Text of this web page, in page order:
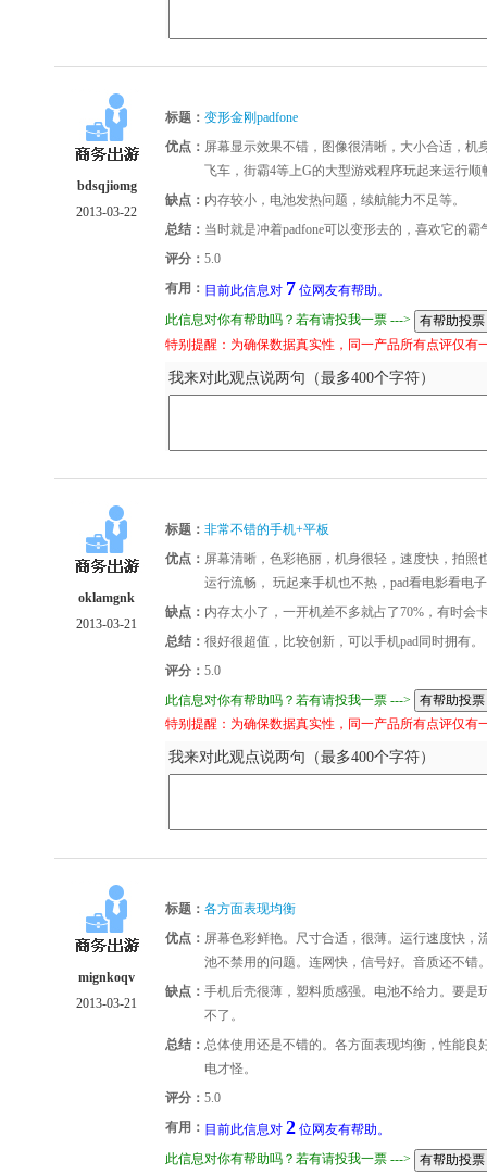
bdsqjiomg
2013-03-22
标题： 变形金刚padfone
优点： 屏幕显示效果不错，图像很清晰，大小合适，
飞车，街霸4等上G的大型游戏程序玩起来运行
缺点： 内存较小，电池发热问题，续航能力不足等。
总结： 当时就是冲着padfone可以变形去的，喜欢它的
评分： 5.0
有用： 目前此信息对 7 位网友有帮助。
此信息对你有帮助吗？若有请投我一票 --->
特别提醒：为确保数据真实性，同一产品所有点评仅有
我来对此观点说两句（最多400个字符）
oklamgnk
2013-03-21
标题： 非常不错的手机+平板
优点： 屏幕清晰，色彩艳丽，机身很轻，速度快，拍照
运行流畅， 玩起来手机也不热，pad看电影看电
缺点： 内存太小了，一开机差不多就占了70%，有时会
总结： 很好很超值，比较创新，可以手机pad同时拥有。
评分： 5.0
此信息对你有帮助吗？若有请投我一票 --->
特别提醒：为确保数据真实性，同一产品所有点评仅有
我来对此观点说两句（最多400个字符）
mignkoqv
2013-03-21
标题： 各方面表现均衡
优点： 屏幕色彩鲜艳。尺寸合适，很薄。运行速度快，
池不禁用的问题。连网快，信号好。音质还不
缺点： 手机后壳很薄，塑料质感强。电池不给力。要
不了。
总结： 总体使用还是不错的。各方面表现均衡，性能
电才怪。
评分： 5.0
有用： 目前此信息对 2 位网友有帮助。
此信息对你有帮助吗？若有请投我一票 --->